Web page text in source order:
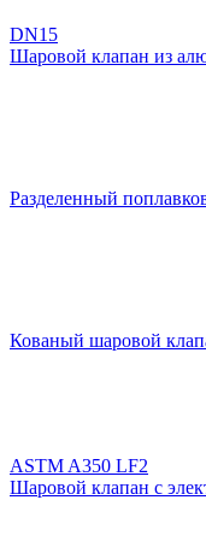
DN15
Шаровой клапан из
Разделенный
Кованый шаровой
ASTM A350 LF2
Шаровой клапан с